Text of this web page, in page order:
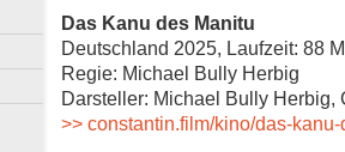
Das Kanu des Manitu
Deutschland 2025, Laufzeit: 88
Regie: Michael Bully Herbig
Darsteller: Michael Bully
>> constantin.film/kino/das-